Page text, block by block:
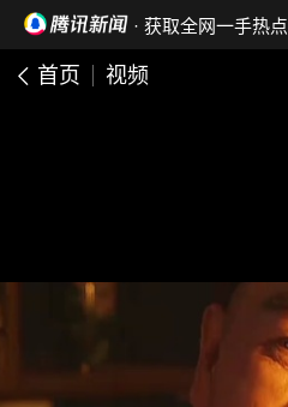
· 获取全网一手热点
首页 视频